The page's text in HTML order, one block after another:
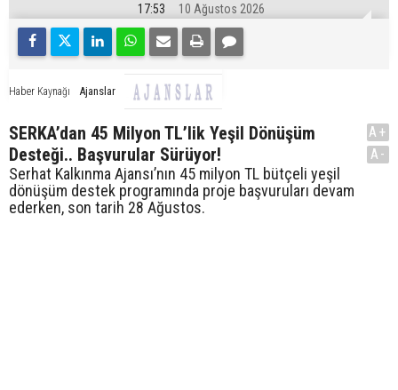
17:53 10 Ağustos 2026
Haber Kaynağı Ajanslar
SERKA’dan 45 Milyon TL’lik Yeşil Dönüşüm
Desteği.. Başvurular Sürüyor!
Serhat Kalkınma Ajansı’nın 45 milyon TL bütçeli yeşil
dönüşüm destek programında proje başvuruları devam
ederken, son tarih 28 Ağustos.
A+
A-